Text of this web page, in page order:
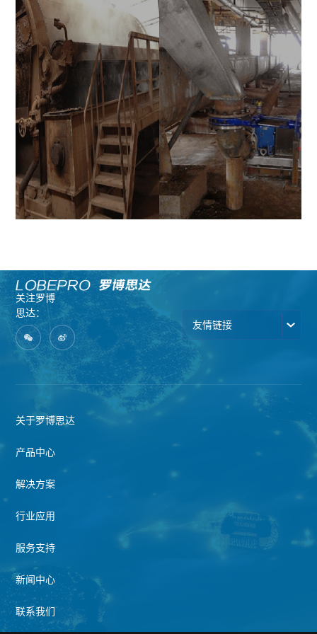
关注罗博
思达：
友情链接
关于罗博思达
产品中心
解决方案
行业应用
服务支持
新闻中心
联系我们